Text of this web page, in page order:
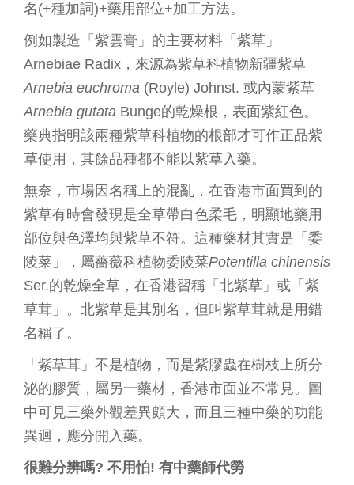
名(+種加詞)+藥用部位+加工方法。
例如製造「紫雲膏」的主要材料「紫草」
Arnebiae Radix，來源為紫草科植物新疆紫草
Arnebia euchroma (Royle) Johnst. 或內蒙紫草
Arnebia gutata Bunge的乾燥根，表面紫紅色。
藥典指明該兩種紫草科植物的根部才可作正品紫
草使用，其餘品種都不能以紫草入藥。
無奈，市場因名稱上的混亂，在香港市面買到的
紫草有時會發現是全草帶白色柔毛，明顯地藥用
部位與色澤均與紫草不符。這種藥材其實是「委
陵菜」，屬薔薇科植物委陵菜Potentilla chinensis
Ser.的乾燥全草，在香港習稱「北紫草」或「紫
草茸」。北紫草是其別名，但叫紫草茸就是用錯
名稱了。
「紫草茸」不是植物，而是紫膠蟲在樹枝上所分
泌的膠質，屬另一藥材，香港市面並不常見。圖
中可見三藥外觀差異頗大，而且三種中藥的功能
異迴，應分開入藥。
很難分辨嗎? 不用怕! 有中藥師代勞